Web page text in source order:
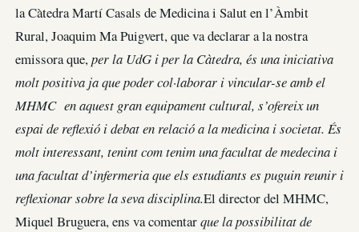
la Càtedra Martí Casals de Medicina i Salut en l’Àmbit
Rural, Joaquim Ma Puigvert, que va declarar a la nostra
emissora que,per la UdG i per la Càtedra, és una iniciativa
molt positiva ja que poder col·laborar i vincular-se amb el
MHMC en aquest gran equipament cultural, s’ofereix un
espai de reflexió i debat en relació a la medicina i societat. És
molt interessant, tenint com tenim una facultat de medecina i
una facultat d’infermeria que els estudiants es puguin reunir i
reflexionar sobre la seva disciplina.El director del MHMC,
Miquel Bruguera, ens va comentarque la possibilitat de